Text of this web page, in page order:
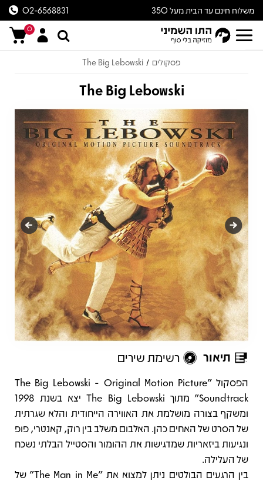
משלוח חינם עד הבית מעל 350
ש״ח
02-6568831
0
פסקולים /
The Big Lebowski
The Big Lebowski
תיאור רשימת שירים
תיאור
הפסקול "The Big Lebowski - Original Motion Picture
Soundtrack" מתוך The Big Lebowski יצא בשנת 1998
ומשקף בצורה מושלמת את האווירה הייחודית והלא שגרתית
של הסרט של האחים כהן. האלבום משלב בין רוק, קאנטרי, פופ
ונגיעות ביזאריות שמדגישות את ההומור והסטייל הבלתי נשכח
של העלילה.
בין הרגעים הבולטים ניתן למצוא את "The Man in Me" של